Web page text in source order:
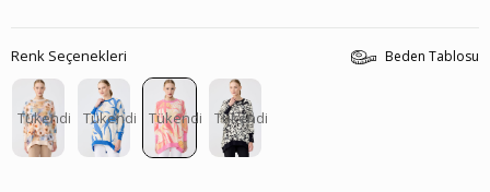
Beden Tablosu
Renk Seçenekleri
Tükendi Tükendi Tükendi Tükendi